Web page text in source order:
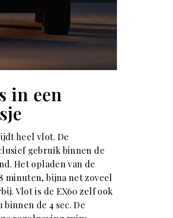
in een
heel vlot. De
gebruik binnen de
Het opladen van de
minuten, bijna net zoveel
Vlot is de EX60 zelf ook
de 4 sec. De